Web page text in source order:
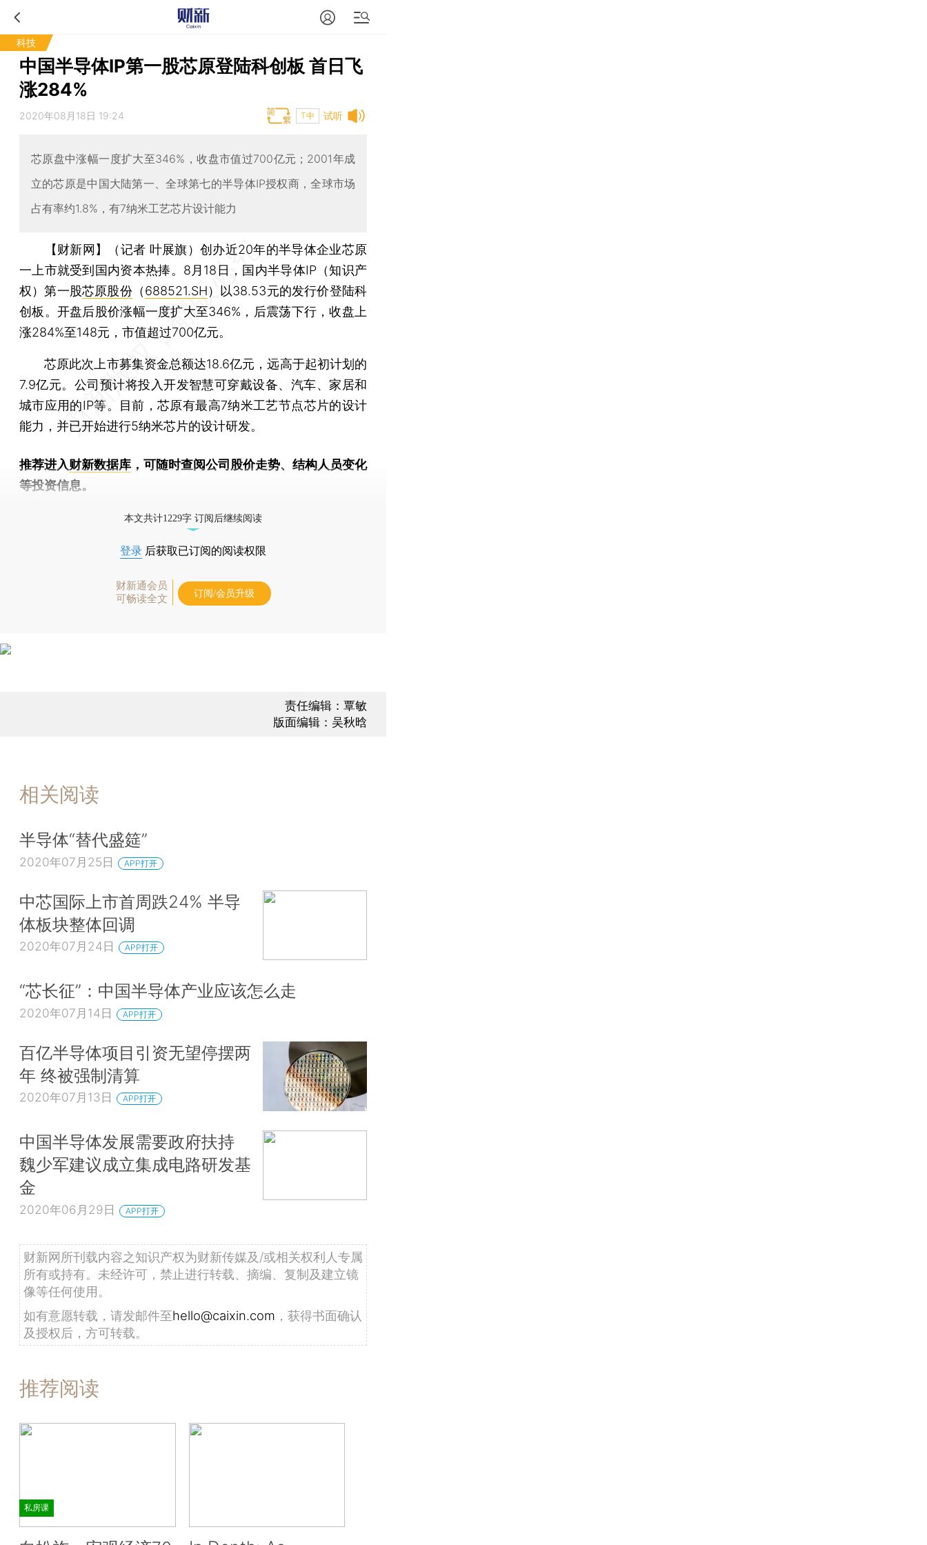
科技
中国半导体IP第一股芯原登陆科创板 首日飞
涨284%
试听
2020年08月18日 19:24 T中
芯原盘中涨幅一度扩大至346%，收盘市值过700亿元；2001年成
立的芯原是中国大陆第一、全球第七的半导体IP授权商，全球市场
占有率约1.8%，有7纳米工艺芯片设计能力
【财新网】（记者 叶展旗）创办近20年的半导体企业芯原
一上市就受到国内资本热捧。8月18日，国内半导体IP（知识产
权）第一股芯原股份（688521.SH）以38.53元的发行价登陆科
创板。开盘后股价涨幅一度扩大至346%，后震荡下行，收盘上
涨284%至148元，市值超过700亿元。
芯原此次上市募集资金总额达18.6亿元，远高于起初计划的
7.9亿元。公司预计将投入开发智慧可穿戴设备、汽车、家居和
城市应用的IP等。目前，芯原有最高7纳米工艺节点芯片的设计
能力，并已开始进行5纳米芯片的设计研发。
推荐进入财新数据库 ，可随时查阅公司股价走势、结构人员变化
等投资信息。
本文共计1229字 订阅后继续阅读
登录 后获取已订阅的阅读权限
财新通会员
可畅读全文
订阅/会员升级
责任编辑：覃敏
版面编辑：吴秋晗
相关阅读
半导体“替代盛筵”
2020年07月25日 APP打开
中芯国际上市首周跌24% 半导
体板块整体回调
2020年07月24日 APP打开
“芯长征”：中国半导体产业应该怎么走
2020年07月14日 APP打开
百亿半导体项目引资无望停摆两
年 终被强制清算
2020年07月13日 APP打开
中国半导体发展需要政府扶持
魏少军建议成立集成电路研发基
金
2020年06月29日 APP打开
财新网所刊载内容之知识产权为财新传媒及/或相关权利人专属
所有或持有。未经许可，禁止进行转载、摘编、复制及建立镜
像等任何使用。
如有意愿转载，请发邮件至hello@caixin.com ，获得书面确认
及授权后，方可转载。
推荐阅读
私房课